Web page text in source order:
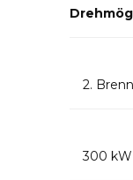
2.
300